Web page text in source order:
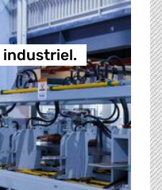
industriel.